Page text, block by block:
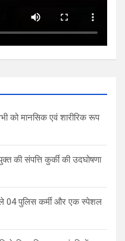
को मानसिक एवं शारीरिक रूप
की संपत्ति कुर्की की उदघोषणा
04 पुलिस कर्मी और एक स्पेशल